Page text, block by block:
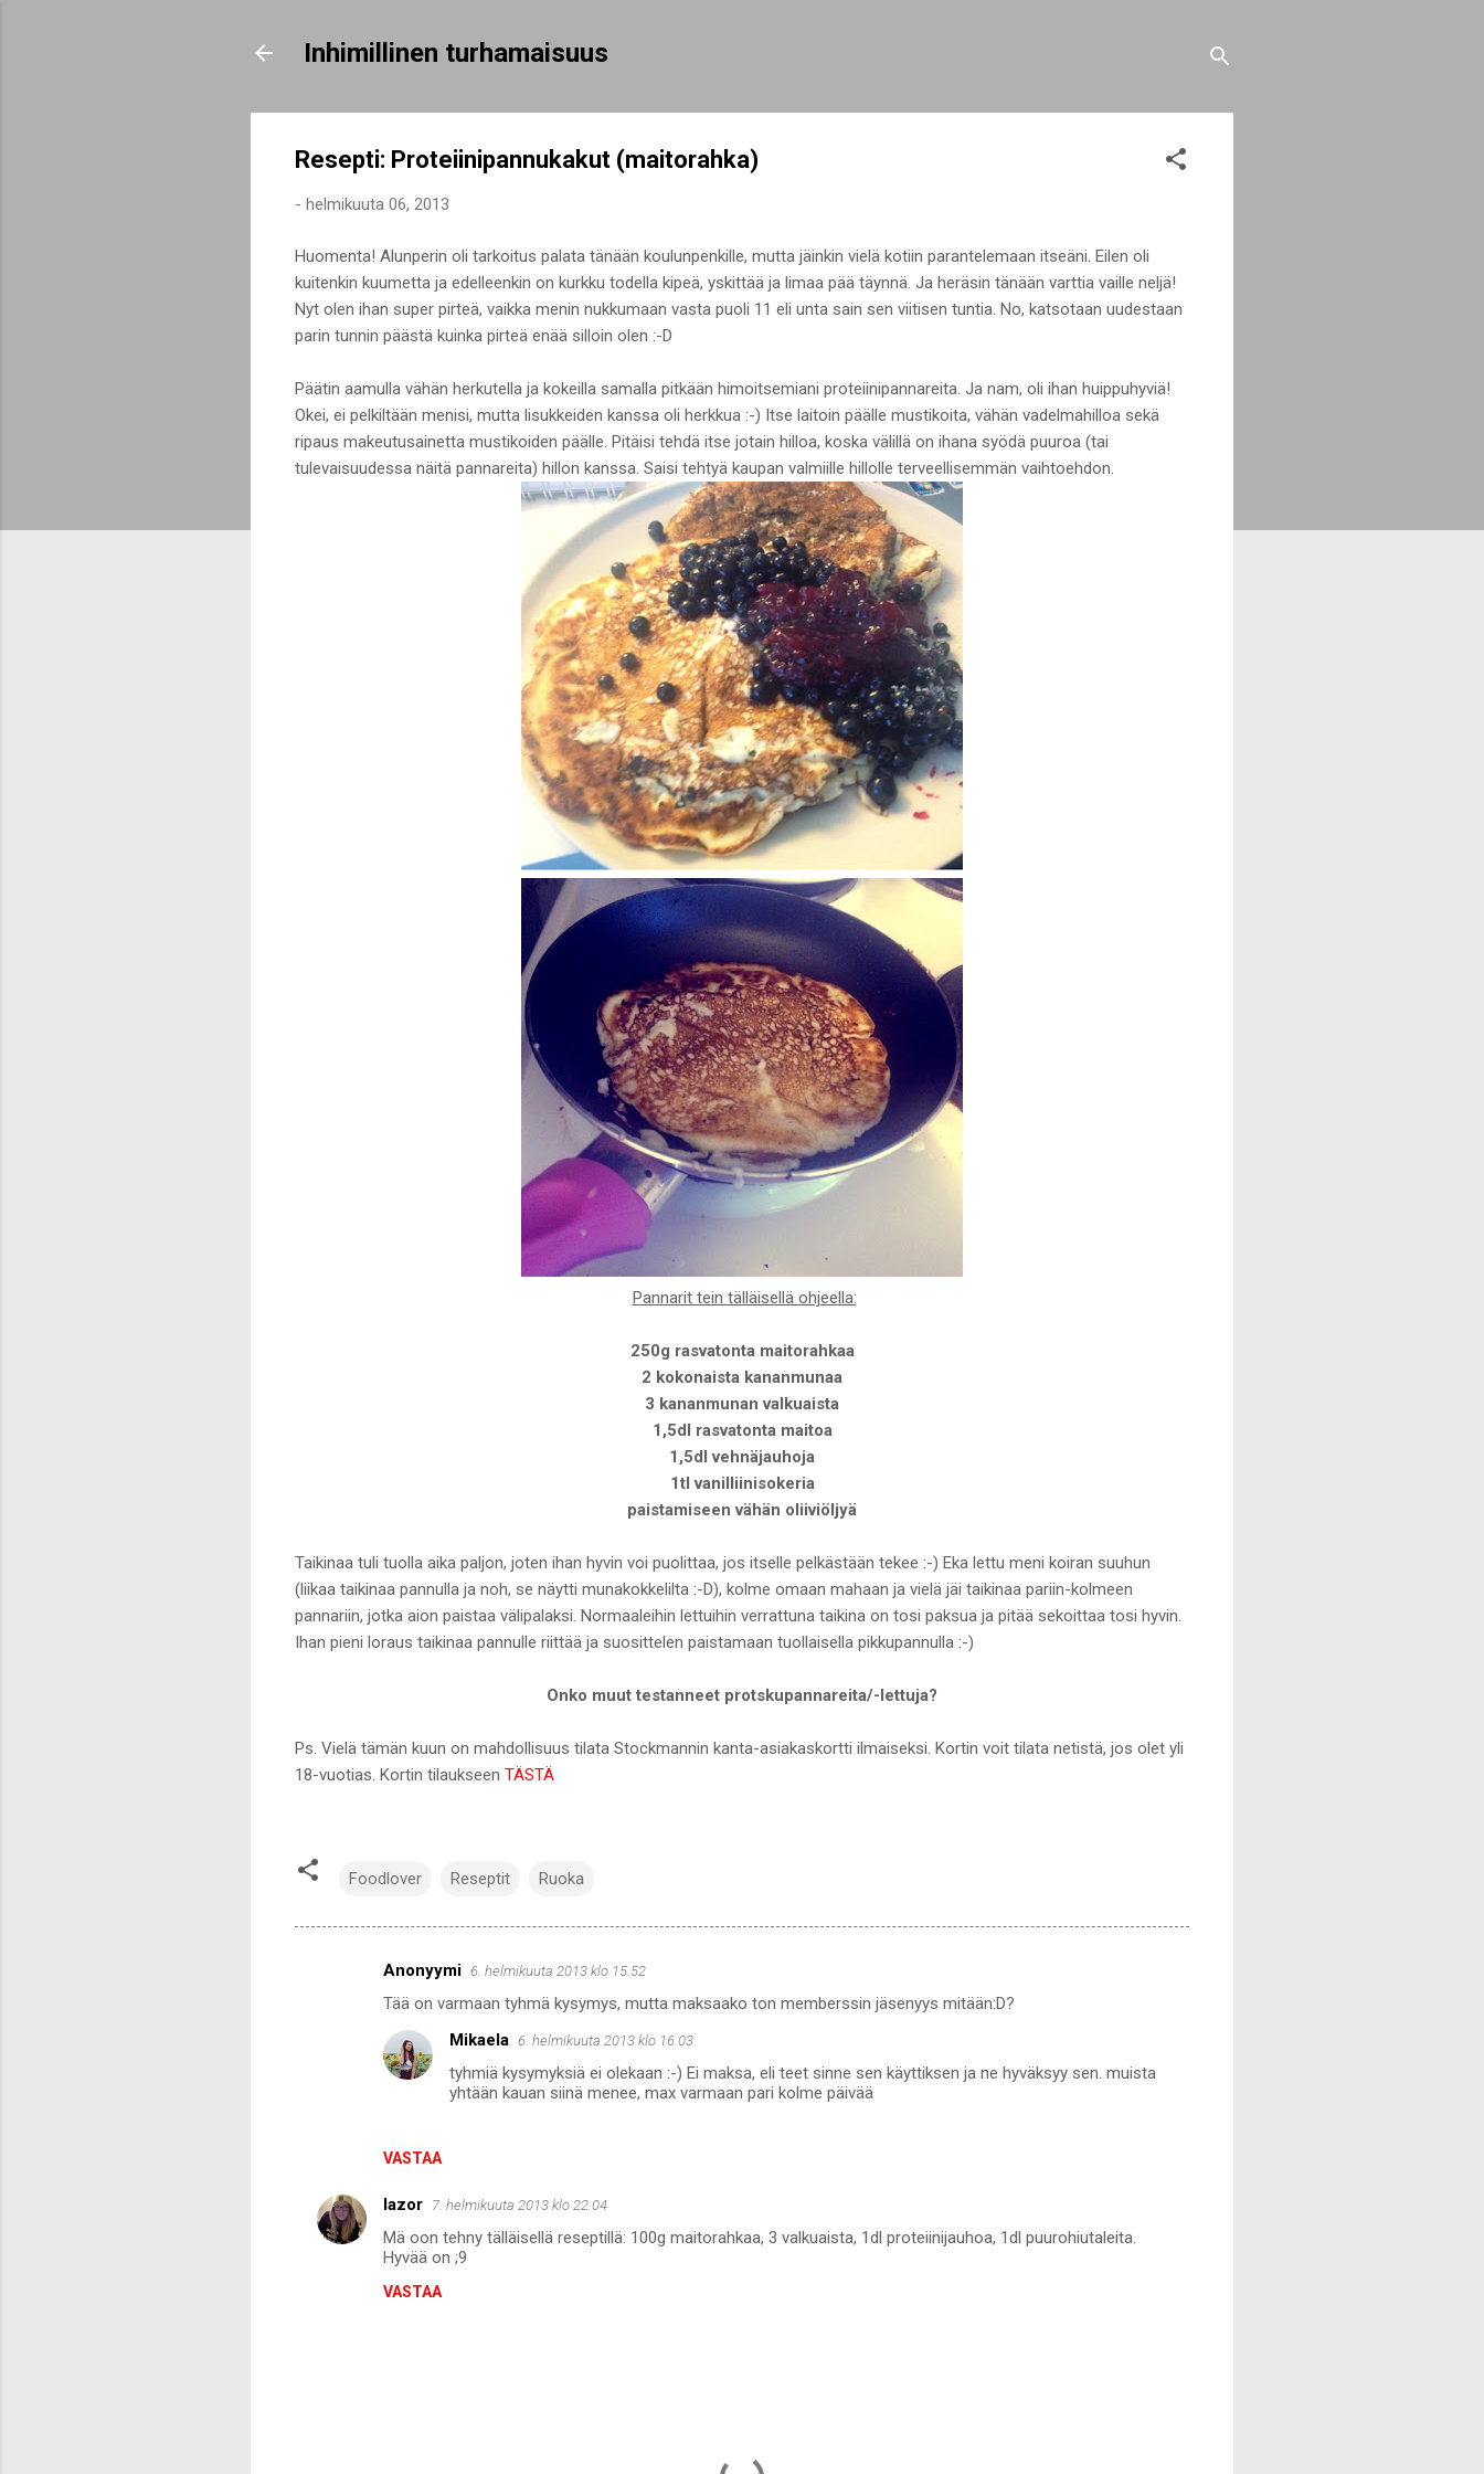
Inhimillinen turhamaisuus
Resepti: Proteiinipannukakut (maitorahka)
- helmikuuta 06, 2013
Huomenta! Alunperin oli tarkoitus palata tänään koulunpenkille, mutta jäinkin vielä kotiin parantelemaan itseäni. Eilen oli
kuitenkin kuumetta ja edelleenkin on kurkku todella kipeä, yskittää ja limaa pää täynnä. Ja heräsin tänään varttia vaille neljä!
Nyt olen ihan super pirteä, vaikka menin nukkumaan vasta puoli 11 eli unta sain sen viitisen tuntia. No, katsotaan uudestaan
parin tunnin päästä kuinka pirteä enää silloin olen :-D
Päätin aamulla vähän herkutella ja kokeilla samalla pitkään himoitsemiani proteiinipannareita. Ja nam, oli ihan huippuhyviä!
Okei, ei pelkiltään menisi, mutta lisukkeiden kanssa oli herkkua :-) Itse laitoin päälle mustikoita, vähän vadelmahilloa sekä
ripaus makeutusainetta mustikoiden päälle. Pitäisi tehdä itse jotain hilloa, koska välillä on ihana syödä puuroa (tai
tulevaisuudessa näitä pannareita) hillon kanssa. Saisi tehtyä kaupan valmiille hillolle terveellisemmän vaihtoehdon.
Pannarit tein tälläisellä ohjeella:
250g rasvatonta maitorahkaa
2 kokonaista kananmunaa
3 kananmunan valkuaista
1,5dl rasvatonta maitoa
1,5dl vehnäjauhoja
1tl vanilliinisokeria
paistamiseen vähän oliiviöljyä
Taikinaa tuli tuolla aika paljon, joten ihan hyvin voi puolittaa, jos itselle pelkästään tekee :-) Eka lettu meni koiran suuhun
(liikaa taikinaa pannulla ja noh, se näytti munakokkelilta :-D), kolme omaan mahaan ja vielä jäi taikinaa pariin-kolmeen
pannariin, jotka aion paistaa välipalaksi. Normaaleihin lettuihin verrattuna taikina on tosi paksua ja pitää sekoittaa tosi hyvin.
Ihan pieni loraus taikinaa pannulle riittää ja suosittelen paistamaan tuollaisella pikkupannulla :-)
Onko muut testanneet protskupannareita/-lettuja?
Ps. Vielä tämän kuun on mahdollisuus tilata Stockmannin kanta-asiakaskortti ilmaiseksi. Kortin voit tilata netistä, jos olet yli
18-vuotias. Kortin tilaukseen TÄSTÄ
Foodlover Reseptit Ruoka
t
Anonyymi 6. helmikuuta 2013 klo 15.52
Tää on varmaan tyhmä kysymys, mutta maksaako ton memberssin jäsenyys mitään:D?
VASTAA
Mikaela 6. helmikuuta 2013 klo 16.03
tyhmiä kysymyksiä ei olekaan :-) Ei maksa, eli teet sinne sen käyttiksen ja ne hyväksyy sen. muista
yhtään kauan siinä menee, max varmaan pari kolme päivää
lazor 7. helmikuuta 2013 klo 22.04
Mä oon tehny tälläisellä reseptillä: 100g maitorahkaa, 3 valkuaista, 1dl proteiinijauhoa, 1dl puurohiutaleita.
Hyvää on ;9
VASTAA